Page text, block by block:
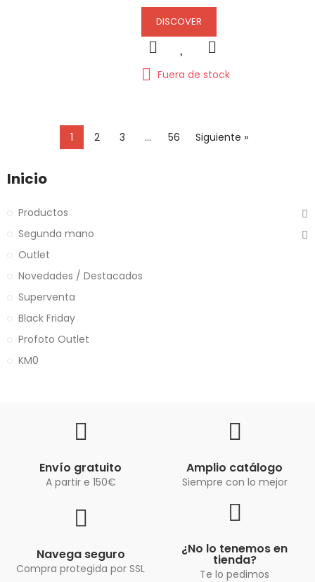
DISCOVER
Fuera de stock
1 2 3 … 56 Siguiente »
Inicio
Productos
Segunda mano
Outlet
Novedades / Destacados
Superventa
Black Friday
Profoto Outlet
KM0
Envío gratuito
A partir e 150€
Amplio catálogo
Siempre con lo mejor
Navega seguro
Compra protegida por SSL
¿No lo tenemos en
tienda?
Te lo pedimos